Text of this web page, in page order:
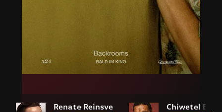
Renate Reinsve Chiwetel